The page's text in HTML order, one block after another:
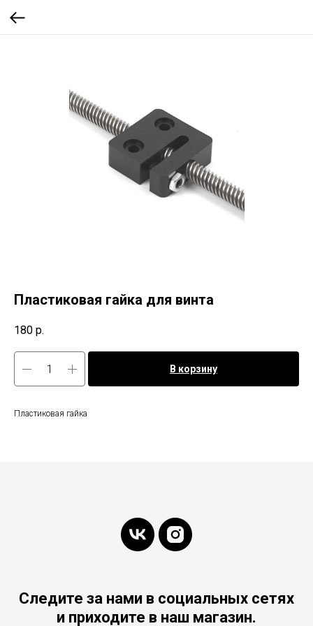
Пластиковая гайка для винта
180 р.
В корзину
Пластиковая гайка
Следите за нами в социальных сетях
и приходите в наш магазин.